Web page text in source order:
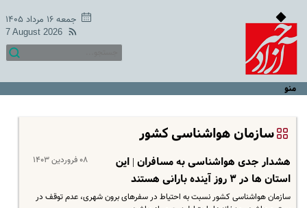
جمعه ۱۶ مرداد ۱۴۰۵
7 August 2026
منو
سازمان هواشناسی کشور
۰۸ فروردین ۱۴۰۳
هشدار جدی هواشناسی به مسافران | این
استان ها در ۳ روز آینده بارانی هستند
سازمان هواشناسی کشور نسبت به احتیاط در سفرهای برون شهری، عدم توقف در